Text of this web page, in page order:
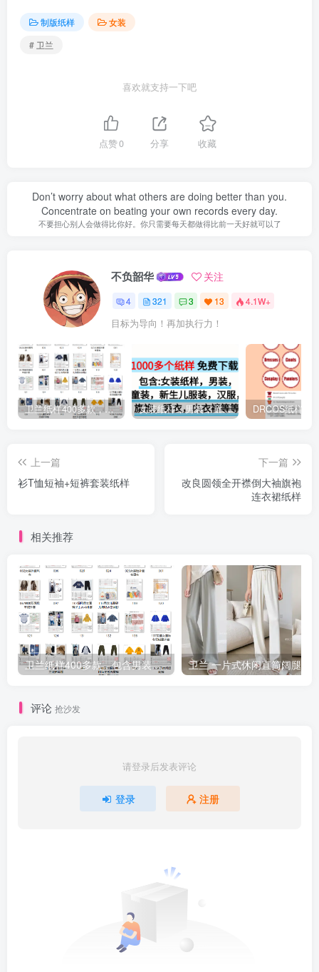
制版纸样
女装
# 卫兰
喜欢就支持一下吧
点赞0 分享 收藏
Don’t worry about what others are doing better than you.
Concentrate on beating your own records every day.
不要担心别人会做得比你好。你只需要每天都做得比前一天好就可以了
不负韶华 关注
4 321 3 13 4.1W+
目标为导向！再加执行力！
卫兰纸样400多款，包含男装女装童装汉服旗袍等等 女装纸样，男装，童装，婴儿，汉服等等 格式A4和PTL纸样免费下载
上一篇
衫T恤短袖+短裤套装纸样
下一篇
改良圆领全开襟倒大袖旗袍
连衣裙纸样
相关推荐
卫兰纸样400多款，包含男装女装童装汉服旗袍等等
评论 抢沙发
请登录后发表评论
登录 注册